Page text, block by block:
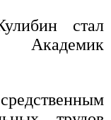
стал
Академик